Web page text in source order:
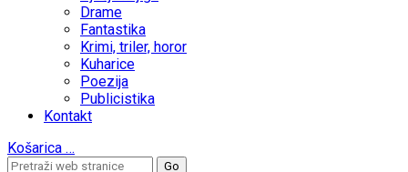
Drame
Fantastika
Krimi, triler, horor
Kuharice
Poezija
Publicistika
Kontakt
Košarica …